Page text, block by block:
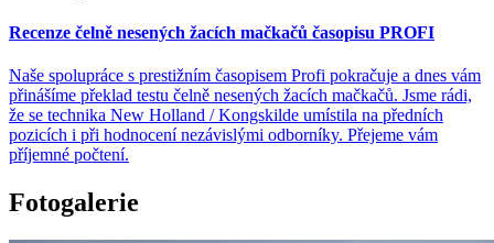
Recenze čelně nesených žacích mačkačů časopisu PROFI
Naše spolupráce s prestižním časopisem Profi pokračuje a dnes vám
přinášíme překlad testu čelně nesených žacích mačkačů. Jsme rádi,
že se technika New Holland / Kongskilde umístila na předních
pozicích i při hodnocení nezávislými odborníky. Přejeme vám
příjemné počtení.
Fotogalerie